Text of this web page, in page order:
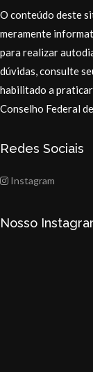
O conteúdo deste
meramente
para realizar
dúvidas, consulte
habilitado a
Conselho Federal
Redes Sociais
Instagram
Nosso